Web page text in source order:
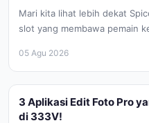
Mari kita lihat lebih dekat
slot yang membawa pemain
05 Agu 2026
3 Aplikasi Edit Foto Pro
di 333V!